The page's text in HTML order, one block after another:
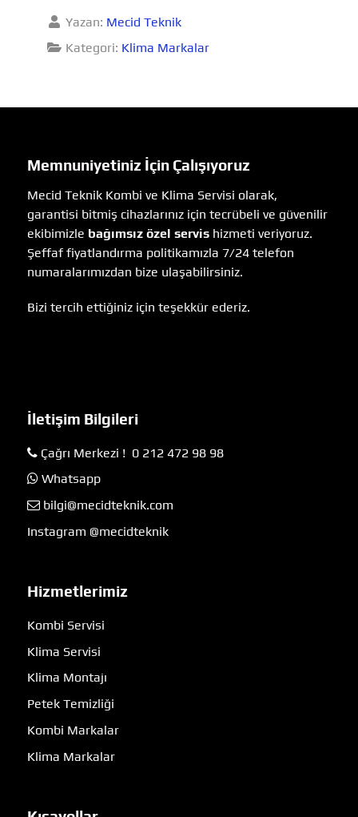
Yazan: Mecid Teknik
Kategori: Klima Markalar
Memnuniyetiniz İçin Çalışıyoruz
Mecid Teknik Kombi ve Klima Servisi olarak,
garantisi bitmiş cihazlarınız için tecrübeli ve güvenilir
ekibimizle bağımsız özel servis hizmeti veriyoruz.
Şeffaf fiyatlandırma politikamızla 7/24 telefon
numaralarımızdan bize ulaşabilirsiniz.
Bizi tercih ettiğiniz için teşekkür ederiz.
İletişim Bilgileri
Çağrı Merkezi ! 0 212 472 98 98
Whatsapp
bilgi@mecidteknik.com
Instagram @mecidteknik
Hizmetlerimiz
Kombi Servisi
Klima Servisi
Klima Montajı
Petek Temizliği
Kombi Markalar
Klima Markalar